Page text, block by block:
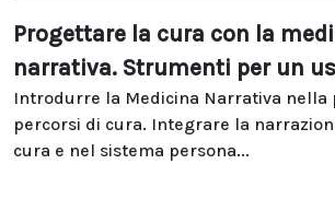
Progettare la cura con la
narrativa. Strumenti per un
Introdurre la Medicina Narrativa nella
percorsi di cura. Integrare la
cura e nel sistema persona...